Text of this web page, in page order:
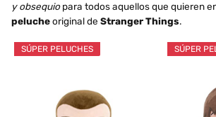
y obsequiopara todos aquellos que quieren
pelucheoriginal de Stranger Things.
SÚPER PELUCHES SÚPER